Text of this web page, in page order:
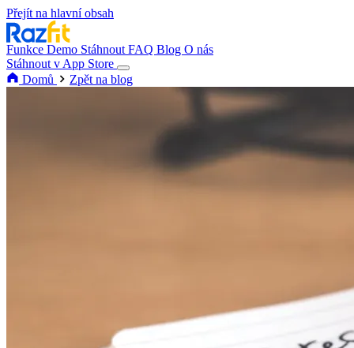
Přejít na hlavní obsah
Funkce Demo Stáhnout FAQ Blog O nás
Stáhnout v App Store
Domů
Zpět na blog